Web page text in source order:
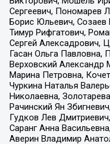
Сергеевич, Пономарев
Борис Юльевич, Созаев
Тимур Рифгатович,
Сергей Алексадрович,
Гасан Ольга Павловна,
Верховский Александр
Марина Петровна,
Чуркина Наталья
Николаевна,
Рачинский Ян
Гудков Лев
Саранг Анна
Аверин Владимир